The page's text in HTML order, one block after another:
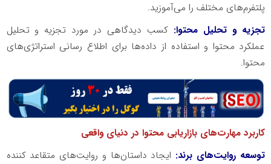
پلتفرم‌‌های مختلف را می‌آموزید.
تجزیه و تحلیل محتوا:کسب دیدگاهی در مورد تجزیه و تحلیل
عملکرد محتوا و استفاده از داده‌‌ها برای اطلاع رسانی استراتژی‌‌های
محتوا.
کاربرد مهارت‌‌های بازاریابی محتوا در دنیای واقعی
توسعه روایت‌‌های برند: ایجاد داستان‌‌ها و روایت‌‌های متقاعد کننده